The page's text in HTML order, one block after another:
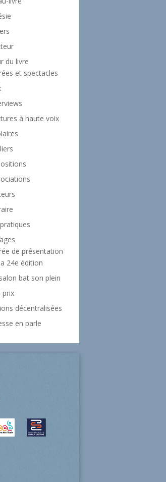
du livre
et spectacles
à haute voix
de présentation
24e édition
bat son plein
prix
décentralisées
en parle